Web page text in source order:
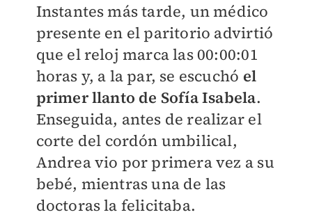
Instantes más tarde, un médico
presente en el paritorio advirtió
que el reloj marca las 00:00:01
horas y, a la par, se escuchó el
primer llanto de Sofía Isabela.
Enseguida, antes de realizar el
corte del cordón umbilical,
Andrea vio por primera vez a su
bebé, mientras una de las
doctoras la felicitaba.